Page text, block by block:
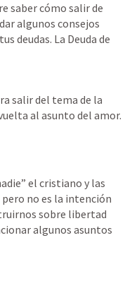
saber cómo salir de
algunos consejos
deudas. La Deuda de
salir del tema de la
al asunto del amor.
el cristiano y las
no es la intención
sobre libertad
algunos asuntos